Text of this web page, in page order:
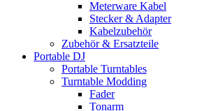
Meterware Kabel
Stecker & Adapter
Kabelzubehör
Zubehör & Ersatzteile
Portable DJ
Portable Turntables
Turntable Modding
Fader
Tonarm